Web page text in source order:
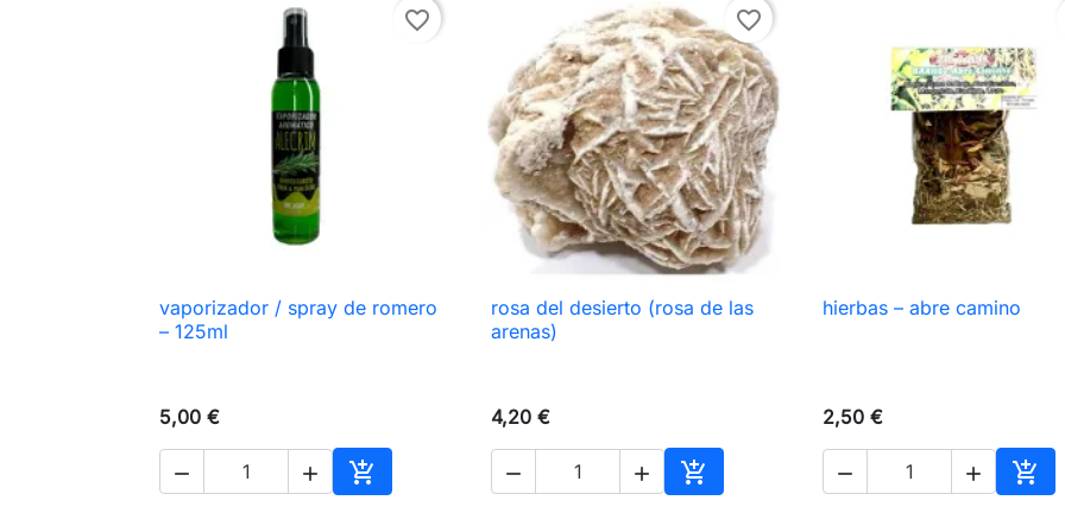
favorite_border
 Vista rápida
vaporizador / spray de romero
– 125ml
5,00 €
  
Añadir al carrito
favorite_border
 Vista rápida
rosa del desierto (rosa de las
arenas)
4,20 €
  
Añadir al carrito
 Vista rápida
hierbas – abre camino
2,50 €
  